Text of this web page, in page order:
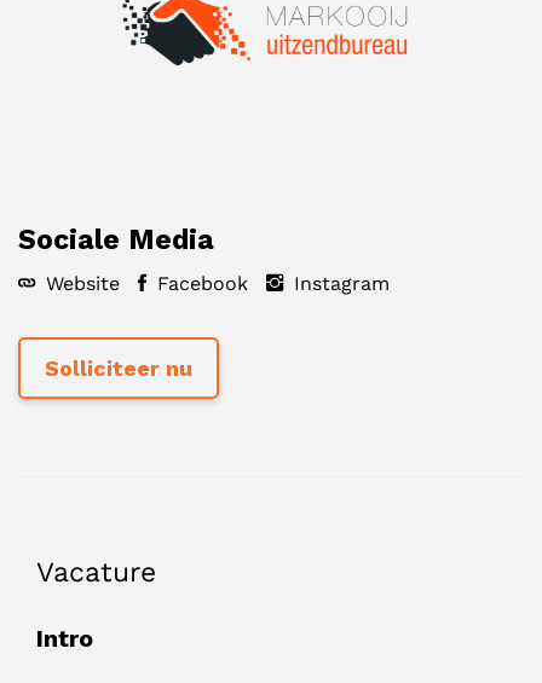
Sociale Media
Website Facebook Instagram
Vacature
Intro